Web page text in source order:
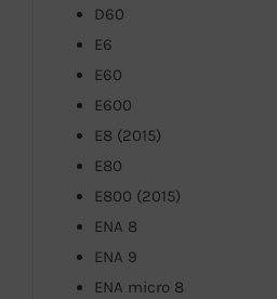
D60
E6
E60
E600
E8 (2015)
E80
E800 (2015)
ENA 8
ENA 9
ENA micro 8